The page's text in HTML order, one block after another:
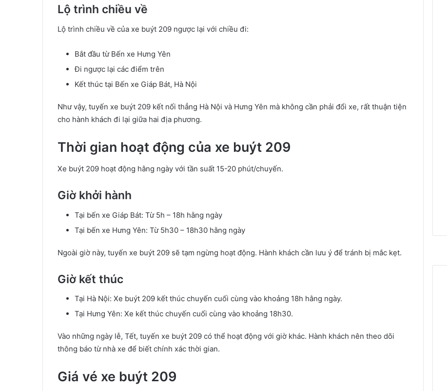
Lộ trình chiều về
Lộ trình chiều về của xe buýt 209 ngược lại với chiều đi:
Bắt đầu từ Bến xe Hưng Yên
Đi ngược lại các điểm trên
Kết thúc tại Bến xe Giáp Bát, Hà Nội
Như vậy, tuyến xe buýt 209 kết nối thẳng Hà Nội và Hưng Yên mà không cần phải đổi xe, rất thuận tiện
cho hành khách đi lại giữa hai địa phương.
Thời gian hoạt động của xe buýt 209
Xe buýt 209 hoạt động hằng ngày với tần suất 15-20 phút/chuyến.
Giờ khởi hành
Tại bến xe Giáp Bát: Từ 5h – 18h hằng ngày
Tại bến xe Hưng Yên: Từ 5h30 – 18h30 hằng ngày
Ngoài giờ này, tuyến xe buýt 209 sẽ tạm ngừng hoạt động. Hành khách cần lưu ý để tránh bị mắc kẹt.
Giờ kết thúc
Tại Hà Nội: Xe buýt 209 kết thúc chuyến cuối cùng vào khoảng 18h hằng ngày.
Tại Hưng Yên: Xe kết thúc chuyến cuối cùng vào khoảng 18h30.
Vào những ngày lễ, Tết, tuyến xe buýt 209 có thể hoạt động với giờ khác. Hành khách nên theo dõi
thông báo từ nhà xe để biết chính xác thời gian.
Giá vé xe buýt 209